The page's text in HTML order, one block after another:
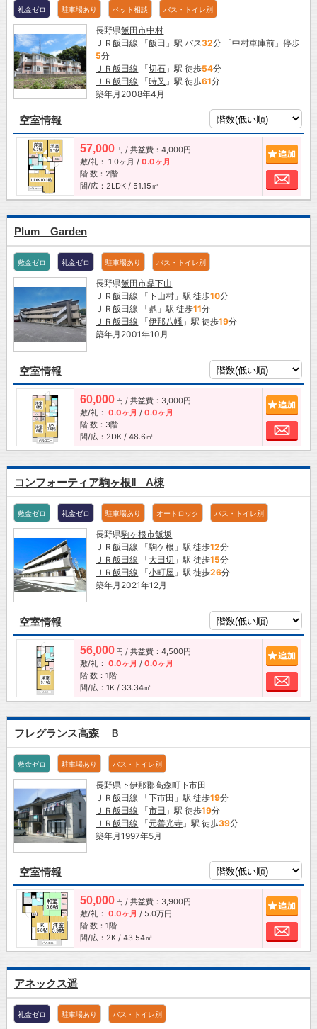
礼金ゼロ 駐車場あり ペット相談 バス・トイレ別
長野県飯田市中村
ＪＲ飯田線 「飯田 」駅 バス32分 「中村車庫前」停歩
5分
ＪＲ飯田線 「切石 」駅 徒歩54分
ＪＲ飯田線 「時又 」駅 徒歩61分
築年月2008年4月
空室情報
57,000 円 / 共益費：4,000円
敷/礼： 1.0ヶ月 / 0.0ヶ月
階 数：2階
間/広：2LDK / 51.15㎡
お
Plum Garden
敷金ゼロ 礼金ゼロ 駐車場あり バス・トイレ別
長野県飯田市鼎下山
ＪＲ飯田線 「下山村 」駅 徒歩10分
ＪＲ飯田線 「鼎 」駅 徒歩11分
ＪＲ飯田線 「伊那八幡 」駅 徒歩19分
築年月2001年10月
空室情報
60,000 円 / 共益費：3,000円
敷/礼： 0.0ヶ月 / 0.0ヶ月
階 数：3階
間/広：2DK / 48.6㎡
お
コンフォーティア駒ヶ根Ⅱ A棟
敷金ゼロ 礼金ゼロ 駐車場あり オートロック バス・トイレ別
長野県駒ヶ根市飯坂
ＪＲ飯田線 「駒ケ根 」駅 徒歩12分
ＪＲ飯田線 「大田切 」駅 徒歩15分
ＪＲ飯田線 「小町屋 」駅 徒歩26分
築年月2021年12月
空室情報
56,000 円 / 共益費：4,500円
敷/礼： 0.0ヶ月 / 0.0ヶ月
階 数：1階
間/広：1K / 33.34㎡
追加
お
フレグランス高森 Ｂ
敷金ゼロ 駐車場あり バス・トイレ別
長野県下伊那郡高森町下市田
ＪＲ飯田線 「下市田 」駅 徒歩19分
ＪＲ飯田線 「市田 」駅 徒歩19分
ＪＲ飯田線 「元善光寺 」駅 徒歩39分
築年月1997年5月
空室情報
50,000 円 / 共益費：3,900円
敷/礼： 0.0ヶ月 / 5.0万円
階 数：1階
間/広：2K / 43.54㎡
お
アネックス遥
礼金ゼロ 駐車場あり バス・トイレ別